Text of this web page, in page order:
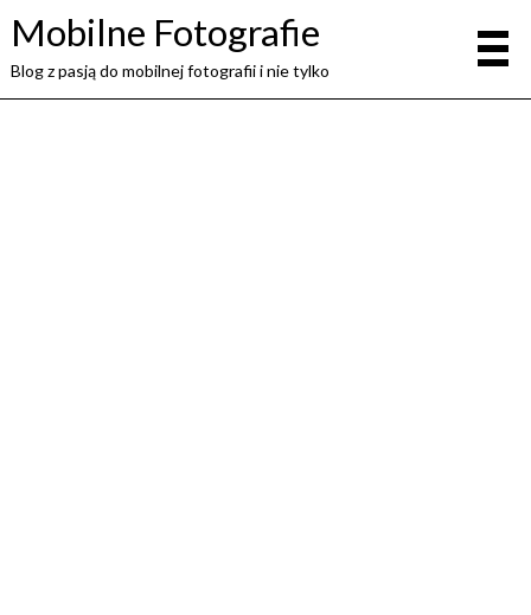
Mobilne Fotografie
Blog z pasją do mobilnej fotografii i nie tylko